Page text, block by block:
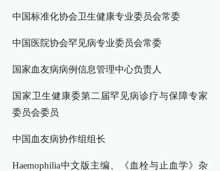
中国标准化协会卫生健康专业委员会常委
中国医院协会罕见病专业委员会常委
国家血友病病例信息管理中心负责人
国家卫生健康委第二届罕见病诊疗与保障专家
委员会委员
中国血友病协作组组长
Haemophilia中文版主编、《血栓与止血学》杂